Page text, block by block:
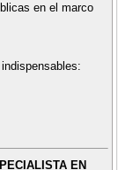
en el marco
EN